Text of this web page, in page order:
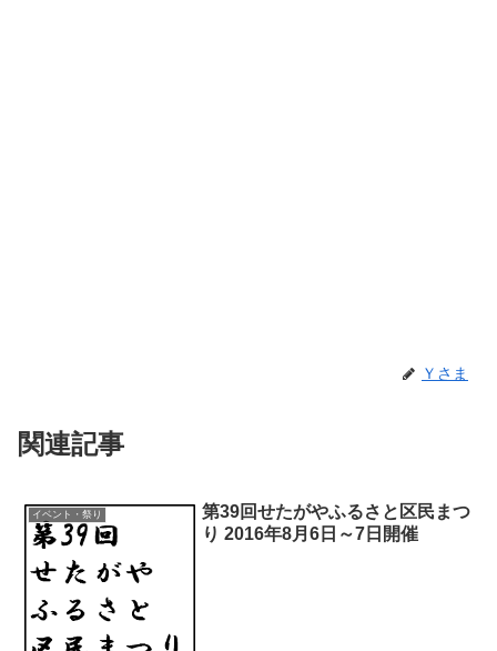
Ｙさま
関連記事
イベント・祭り
第39回せたがやふるさと区民まつ
り 2016年8月6日～7日開催